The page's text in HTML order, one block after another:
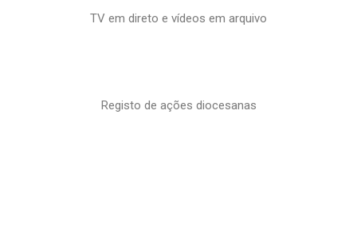
TV em direto e vídeos em arquivo
Registo de ações diocesanas